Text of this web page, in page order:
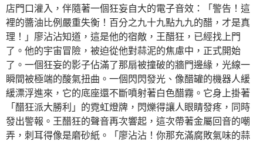
店門口灌入，伴隨著一個狂妄自大的電子音效：「警告！這
裡的醬油比例嚴重失衡！百分之九十九點九九的醋，才是真
理！」廖沾沾知道，這是他的宿敵，王醋狂，已經找上門
了。他的宇宙冒險，被迫從他對蒜泥的焦慮中，正式開始
了。一個狂妄的影子佔滿了那扇被撞破的牆門邊緣，光線一
瞬間被極端的酸氣扭曲。一個閃閃發光、像醋罐的機器人緩
緩漂浮進來，它的底座還不斷噴射著白色醋霧。它身上掛著
「醋狂派大勝利」的霓虹燈牌，閃爍得讓人眼睛發疼，同時
發出警報。王醋狂的聲音再次響起，這次帶著金屬回音的嘲
弄，刺耳得像是磨砂紙。「廖沾沾！你那充滿腐敗氣味的蒜